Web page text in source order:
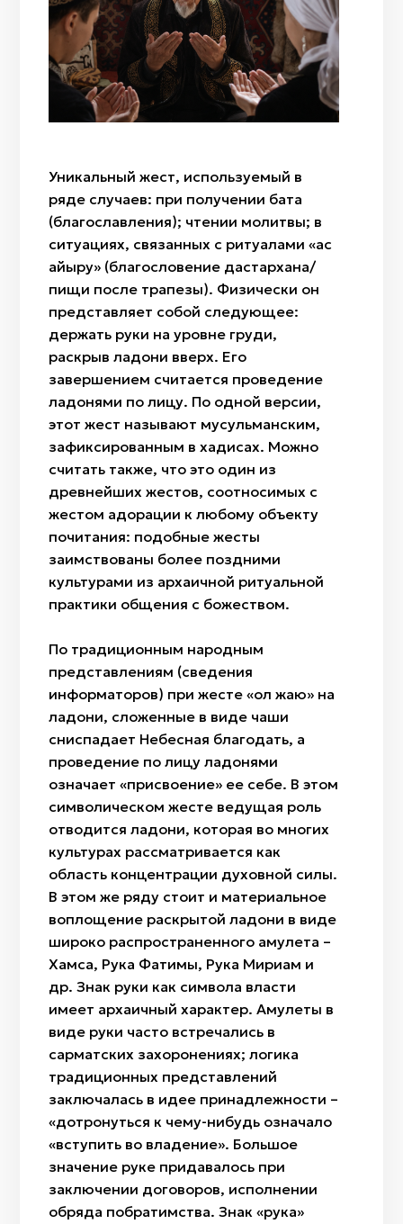
Жесты-табу
Уникальный жест, используемый в
ряде случаев: при получении бата
(благославления); чтении молитвы; в
ситуациях, связанных с ритуалами «ас
қайыру» (благословение дастархана/
пищи после трапезы). Физически он
представляет собой следующее:
держать руки на уровне груди,
раскрыв ладони вверх. Его
завершением считается проведение
ладонями по лицу. По одной версии,
этот жест называют мусульманским,
зафиксированным в хадисах. Можно
считать также, что это один из
древнейших жестов, соотносимых с
жестом адорации к любому объекту
почитания: подобные жесты
заимствованы более поздними
культурами из архаичной ритуальной
практики общения с божеством.
По традиционным народным
представлениям (сведения
информаторов) при жесте «қол жаю» на
ладони, сложенные в виде чаши
сниспадает Небесная благодать, а
проведение по лицу ладонями
означает «присвоение» ее себе. В этом
символическом жесте ведущая роль
отводится ладони, которая во многих
культурах рассматривается как
область концентрации духовной силы.
В этом же ряду стоит и материальное
воплощение раскрытой ладони в виде
широко распространенного амулета –
Хамса, Рука Фатимы, Рука Мириам и
др. Знак руки как символа власти
имеет архаичный характер. Амулеты в
виде руки часто встречались в
сарматских захоронениях; логика
традиционных представлений
заключалась в идее принадлежности –
«дотронуться к чему-нибудь означало
«вступить во владение». Большое
значение руке придавалось при
заключении договоров, исполнении
обряда побратимства. Знак «рука»